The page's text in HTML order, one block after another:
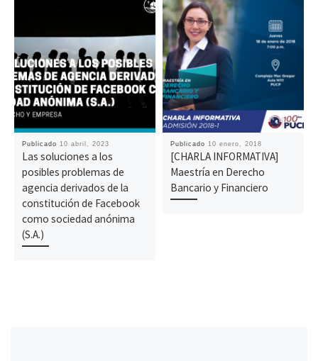
Publicado 10 abril, 2023
Las soluciones a los
posibles problemas de
agencia derivados de la
constitución de Facebook
como sociedad anónima
(S.A.)
Publicado 10 enero, 2018
[CHARLA INFORMATIVA]
Maestría en Derecho
Bancario y Financiero